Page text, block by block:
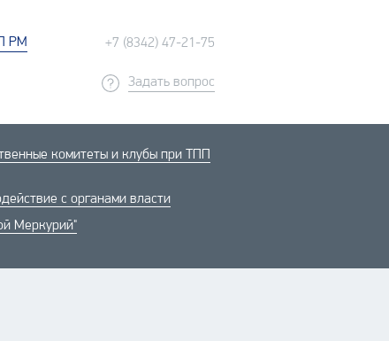
РМ +7 (8342) 47-21-75
Задать вопрос
комитеты и клубы при ТПП
с органами власти
Меркурий"